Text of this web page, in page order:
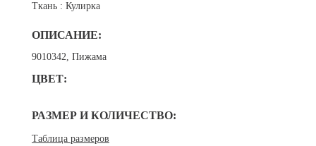
Ткань : Кулирка
ОПИСАНИЕ:
9010342, Пижама
ЦВЕТ:
РАЗМЕР И КОЛИЧЕСТВО:
Таблица размеров